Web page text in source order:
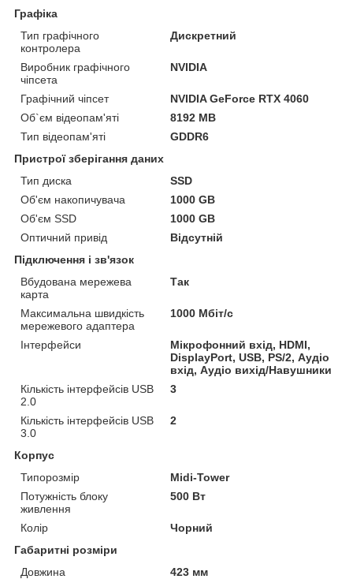
Графіка
Тип графічного
контролера
Дискретний
Виробник графічного
чіпсета
NVIDIA
Графічний чіпсет
NVIDIA GeForce RTX 4060
Об`єм відеопам'яті
8192 MB
Тип відеопам'яті
GDDR6
Пристрої зберігання даних
Тип диска
SSD
Об'єм накопичувача
1000 GB
Об'єм SSD
1000 GB
Оптичний привід
Відсутній
Підключення і зв'язок
Вбудована мережева
карта
Так
Максимальна швидкість
мережевого адаптера
1000 Мбіт/с
Інтерфейси
Мікрофонний вхід, HDMI,
DisplayPort, USB, PS/2, Аудіо
вхід, Аудіо вихід/Навушники
Кількість інтерфейсів USB
2.0
3
Кількість інтерфейсів USB
3.0
2
Корпус
Типорозмір
Midi-Tower
Потужність блоку
живлення
500 Вт
Колір
Чорний
Габаритні розміри
Довжина
423 мм